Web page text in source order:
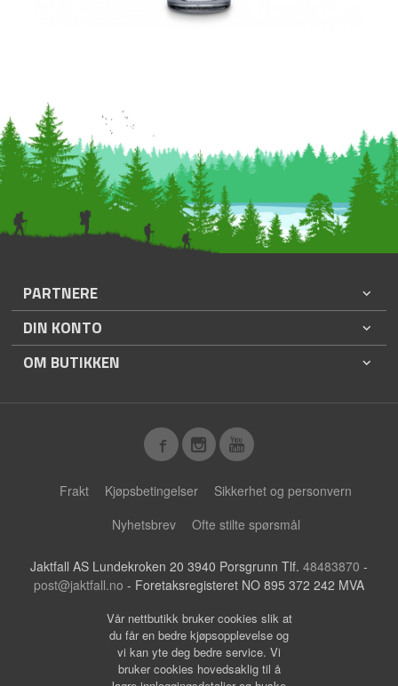
PARTNERE
DIN KONTO
OM BUTIKKEN
Frakt Kjøpsbetingelser
Sikkerhet og personvern
Nyhetsbrev
Ofte stilte spørsmål
Jaktfall AS Lundekroken 20 3940 Porsgrunn Tlf. 48483870 -
post@jaktfall.no - Foretaksregisteret NO 895 372 242 MVA
Vår nettbutikk bruker cookies slik at
du får en bedre kjøpsopplevelse og
vi kan yte deg bedre service. Vi
bruker cookies hovedsaklig til å